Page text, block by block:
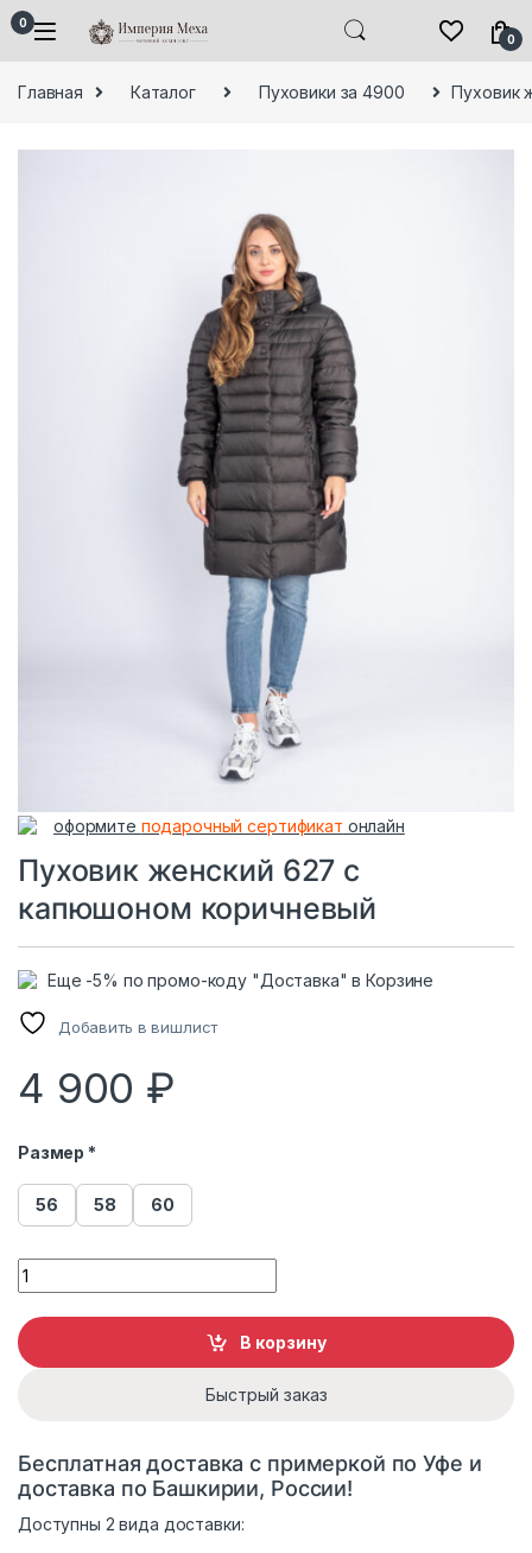
Skip to navigation
Skip to content
0
0
Главная Каталог Пуховики за 4900 Пуховик
оформите подарочный сертификат онлайн
Пуховик женский 627 с
капюшоном коричневый
Еще -5% по промо-коду "Доставка" в Корзине
Добавить в вишлист
4 900 ₽
Размер *
56 58 60
Пуховик женский 627 с капюшоном коричневый quantity
В корзину
Быстрый заказ
Бесплатная доставка с примеркой по Уфе и
доставка по Башкирии, России!
Доступны 2 вида доставки: